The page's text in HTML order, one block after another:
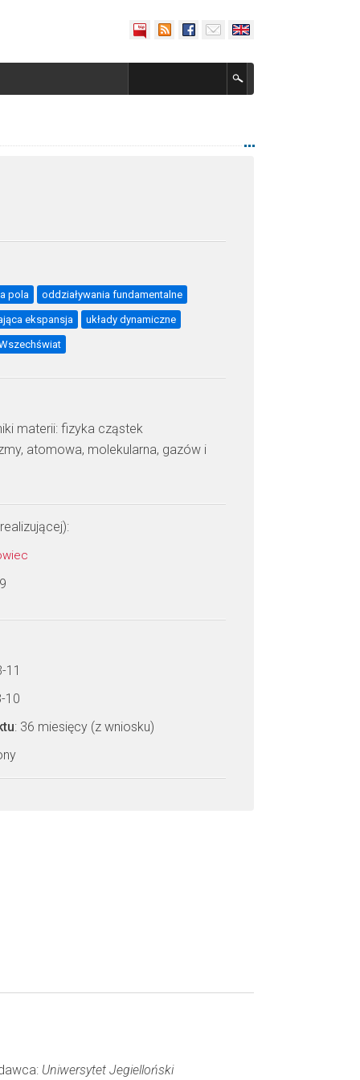
pola oddziaływania fundamentalne
ekspansja układy dynamiczne
materii: fizyka cząstek
atomowa, molekularna, gazów i
11
10
: 36 miesięcy (z wniosku)
Uniwersytet Jegielloński